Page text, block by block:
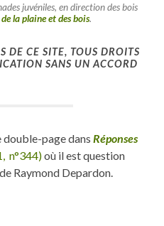
juvéniles, en direction des bois
la plaine et des bois.
DE CE SITE, TOUS DROITS
SANS UN ACCORD
double-page dans Réponses
n°344)où il est question
Raymond Depardon.